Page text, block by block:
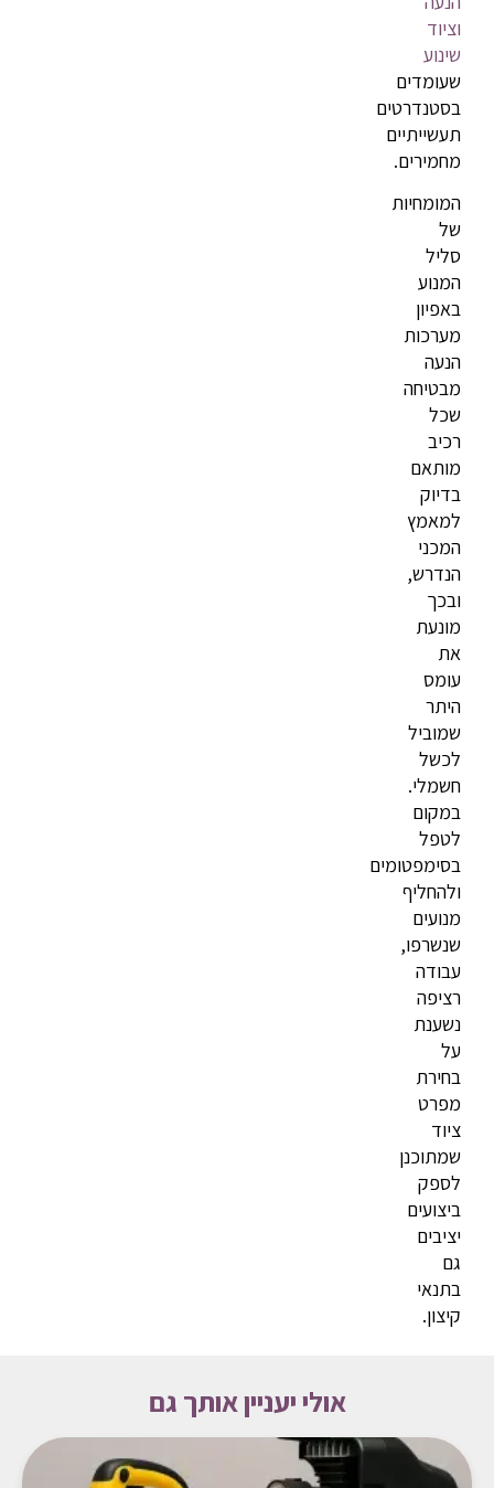
וציוד
שינוע
שעומדים
בסטנדרטים
תעשייתיים
מחמירים.
המומחיות
של
סליל
המנוע
באפיון
מערכות
הנעה
מבטיחה
שכל
רכיב
מותאם
בדיוק
למאמץ
המכני
הנדרש,
ובכך
מונעת
את
עומס
היתר
שמוביל
לכשל
חשמלי.
במקום
לטפל
בסימפטומים
ולהחליף
מנועים
שנשרפו,
עבודה
רציפה
נשענת
על
בחירת
מפרט
ציוד
שמתוכנן
לספק
ביצועים
יציבים
גם
בתנאי
קיצון.
אולי יעניין אותך גם